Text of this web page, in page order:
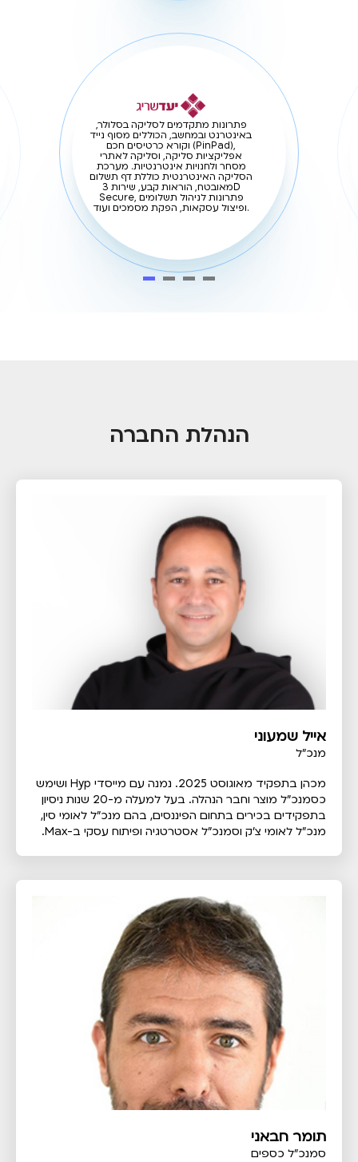
פתרונות מתקדמים לסליקה בסלולר,
באינטרנט ובמחשב, הכוללים מסוף נייד
וקורא כרטיסים חכם (PinPad),
אפליקציות סליקה, וסליקה לאתרי
מסחר ולחנויות אינטרנטיות. מערכת
הסליקה האינטרנטית כוללת דף תשלום
מאובטח, הוראות קבע, שירות 3D
Secure, פתרונות לניהול תשלומים
ופיצול עסקאות, הפקת מסמכים ועוד.
הנהלת החברה
אייל שמעוני
מנכ"ל
מכהן בתפקיד מאוגוסט 2025. נמנה עם מייסדי Hyp ושימש
כסמנכ"ל מוצר וחבר הנהלה. בעל למעלה מ-20 שנות ניסיון
בתפקידים בכירים בתחום הפיננסים, בהם מנכ"ל לאומי סין,
מנכ"ל לאומי צ'ק וסמנכ"ל אסטרטגיה ופיתוח עסקי ב-Max.
תומר חבאני
סמנכ"ל כספים